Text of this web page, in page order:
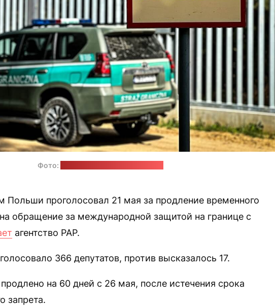
Фото:
Польши проголосовал 21 мая за продление временного
обращение за международной защитой на границе с
агентство РАР.
366 депутатов, против высказалось 17.
на 60 дней с 26 мая, после истечения срока
запрета.